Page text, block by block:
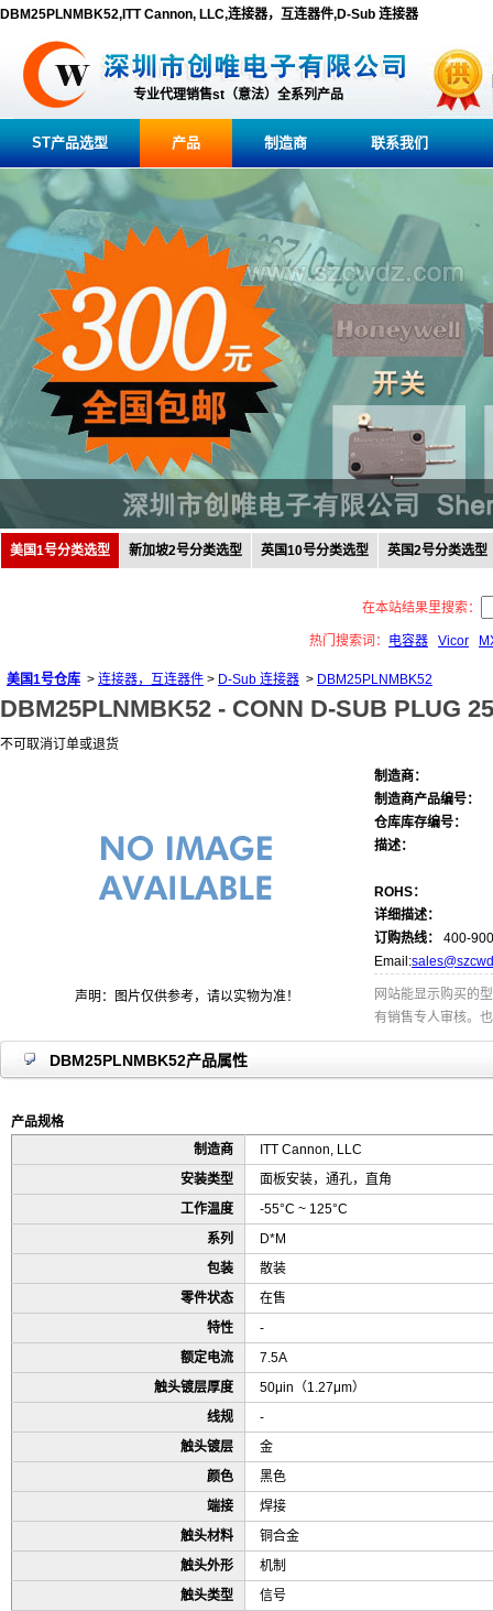
DBM25PLNMBK52,ITT Cannon, LLC,连接器，互连器件,D-Sub 连接器
专业代理销售st（意法）全系列产品
ST产品选型 产品 制造商 联系我们
美国1号分类选型 新加坡2号分类选型 英国10号分类选型 英国2号分类选型
在本站结果里搜索：
热门搜索词： 电容器 Vicor
美国1号仓库 > 连接器，互连器件 > D-Sub 连接器 > DBM25PLNMBK52
DBM25PLNMBK52 - CONN D-SUB PLUG
不可取消订单或退货
声明：图片仅供参考，请以实物为准！
制造商：
制造商产品编号：
仓库库存编号：
描述：
ROHS：
详细描述：
订购热线：
400-
Email:
网站能显示购买的
有销售专人审核。
DBM25PLNMBK52产品属性
产品规格
制造商
ITT Cannon, LLC
安装类型
面板安装，通孔，直角
工作温度
-55°C ~ 125°C
系列
D*M
包装
散装
零件状态
在售
特性
-
额定电流
7.5A
触头镀层厚度
50μin（1.27μm）
线规
-
触头镀层
金
颜色
黑色
端接
焊接
触头材料
铜合金
触头外形
机制
触头类型
信号